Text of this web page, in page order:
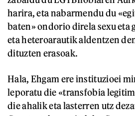
harira, eta nabarmendu du
baten» ondorio direla sexu eta
eta heteroarautik aldentzen
dituzten erasoak.
Hala, Ehgam ere instituzioei
leporatu die «transfobia
die ahalik eta lasterren utz